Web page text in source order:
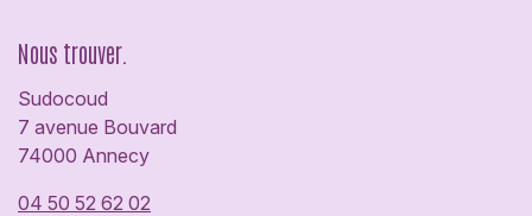
Nous trouver.
Sudocoud
7 avenue Bouvard
74000 Annecy
04 50 52 62 02